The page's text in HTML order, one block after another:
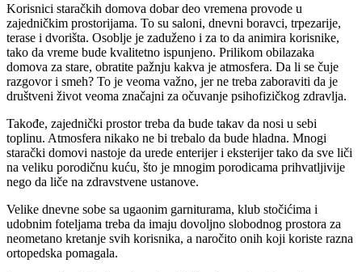
Korisnici staračkih domova dobar deo vremena provode u
zajedničkim prostorijama. To su saloni, dnevni boravci, trpezarije,
terase i dvorišta. Osoblje je zaduženo i za to da animira korisnike,
tako da vreme bude kvalitetno ispunjeno. Prilikom obilazaka
domova za stare, obratite pažnju kakva je atmosfera. Da li se čuje
razgovor i smeh? To je veoma važno, jer ne treba zaboraviti da je
društveni život veoma značajni za očuvanje psihofizičkog zdravlja.
Takođe, zajednički prostor treba da bude takav da nosi u sebi
toplinu. Atmosfera nikako ne bi trebalo da bude hladna. Mnogi
starački domovi nastoje da urede enterijer i eksterijer tako da sve liči
na veliku porodičnu kuću, što je mnogim porodicama prihvatljivije
nego da liče na zdravstvene ustanove.
Velike dnevne sobe sa ugaonim garniturama, klub stočićima i
udobnim foteljama treba da imaju dovoljno slobodnog prostora za
neometano kretanje svih korisnika, a naročito onih koji koriste razna
ortopedska pomagala.